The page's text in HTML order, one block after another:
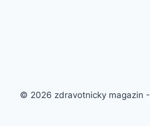
© 2026 zdravotnicky magazin -